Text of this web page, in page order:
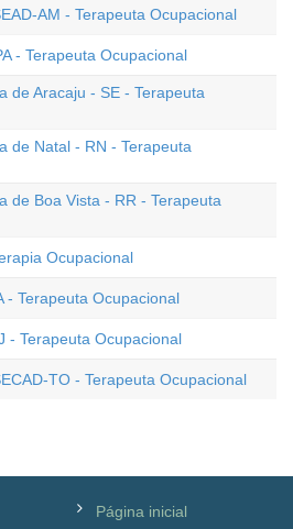
AM - Terapeuta Ocupacional
- Terapeuta Ocupacional
de Aracaju - SE - Terapeuta
de Natal - RN - Terapeuta
de Boa Vista - RR - Terapeuta
Ocupacional
- Terapeuta Ocupacional
- Terapeuta Ocupacional
TO - Terapeuta Ocupacional
Página inicial